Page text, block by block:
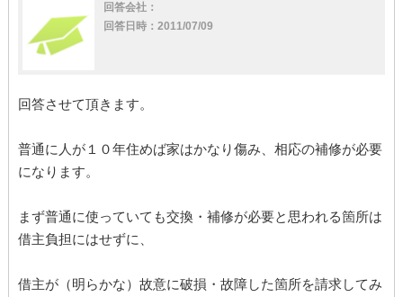
不動産業者
借主
回答会社：
回答日時：2011/07/09
回答させて頂きます。
普通に人が１０年住めば家はかなり傷み、相応の補修が必要
になります。
まず普通に使っていても交換・補修が必要と思われる箇所は
借主負担にはせずに、
借主が（明らかな）故意に破損・故障した箇所を請求してみ